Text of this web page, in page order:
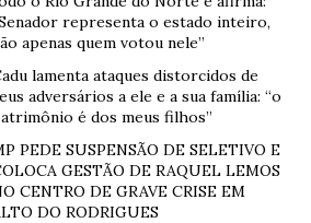
representa o estado inteiro,
apenas quem votou nele”
lamenta ataques distorcidos de
adversários a ele e a sua família: “o
é dos meus filhos”
PEDE SUSPENSÃO DE SELETIVO E
GESTÃO DE RAQUEL LEMOS
CENTRO DE GRAVE CRISE EM
DO RODRIGUES